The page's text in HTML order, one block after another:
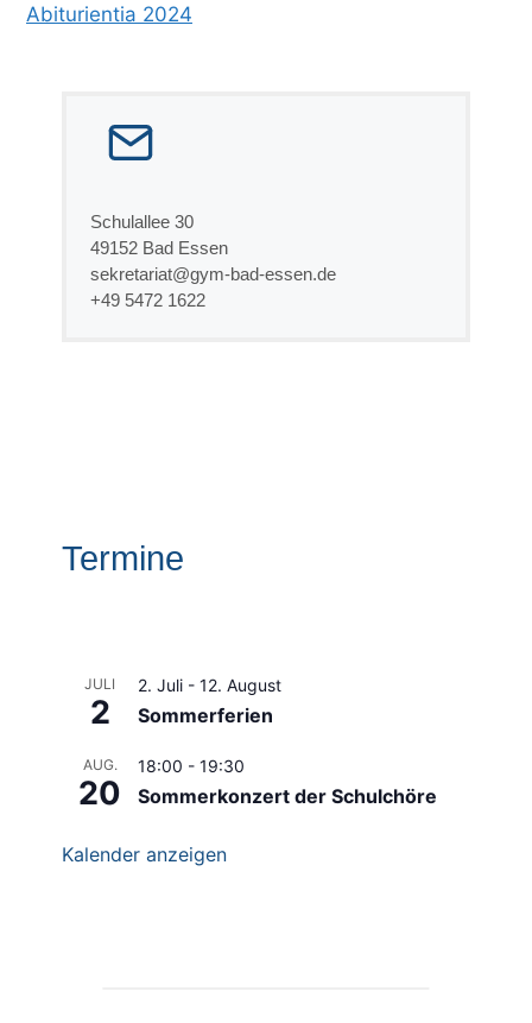
Abiturientia 2024
Schulallee 30
49152 Bad Essen
sekretariat@gym-bad-essen.de
+49 5472 1622
Termine
JULI
2
2. Juli - 12. August
Sommerferien
AUG.
20
18:00 - 19:30
Sommerkonzert der Schulchöre
Kalender anzeigen